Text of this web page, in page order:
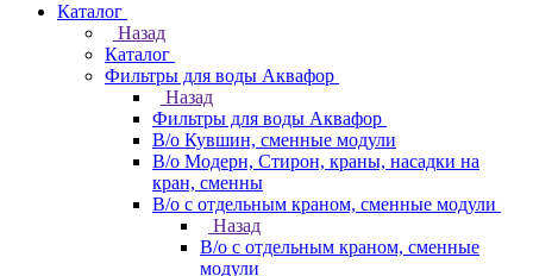
Каталог
Назад
Каталог
Фильтры для воды Аквафор
Назад
Фильтры для воды Аквафор
В/о Кувшин, сменные модули
В/о Модерн, Стирон, краны, насадки на
кран, сменны
В/о с отдельным краном, сменные модули
Назад
В/о с отдельным краном, сменные
модули